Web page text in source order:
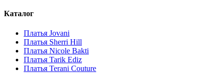
Каталог
Платья Jovani
Платья Sherri Hill
Платья Nicole Bakti
Платья Tarik Ediz
Платья Terani Couture